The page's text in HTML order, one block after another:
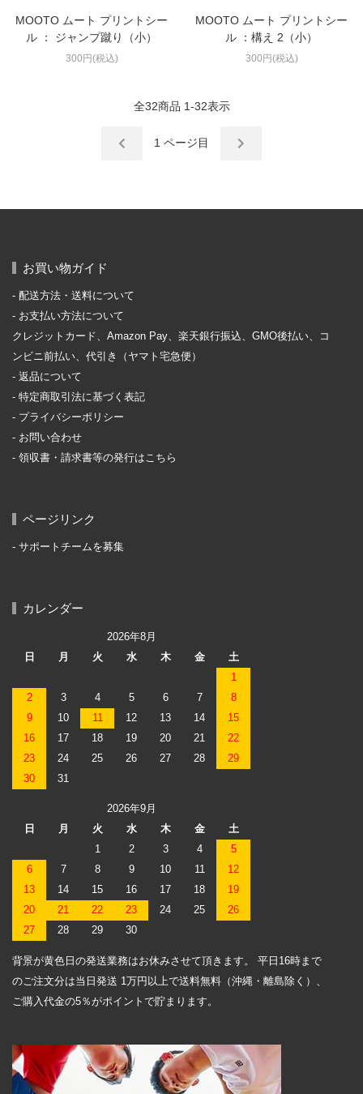
MOOTO ムート プリントシー
ル ： ジャンプ蹴り（小）
300円(税込)
MOOTO ムート プリントシー
ル ：構え 2（小）
300円(税込)
全32商品 1-32表示
1 ページ目
お買い物ガイド
配送方法・送料について
お支払い方法について
クレジットカード、Amazon Pay、楽天銀行振込、GMO後払い、コ
ンビニ前払い、代引き（ヤマト宅急便）
返品について
特定商取引法に基づく表記
プライバシーポリシー
お問い合わせ
領収書・請求書等の発行はこちら
ページリンク
サポートチームを募集
カレンダー
2026年8月
日
月 火 水 木 金
土
1
2
3 4 5 6 7
8
9
10 11 12 13 14
15
16
17 18 19 20 21
22
23
24 25 26 27 28
29
30
31
2026年9月
日
月 火 水 木 金
土
1
2 3 4
5
6
7 8 9 10 11
12
13
14 15 16 17 18
19
20
21 22 23 24 25
26
27
28 29 30
背景が黄色日の発送業務はお休みさせて頂きます。 平日16時まで
のご注文分は当日発送 1万円以上で送料無料（沖縄・離島除く）、
ご購入代金の5％がポイントで貯まります。